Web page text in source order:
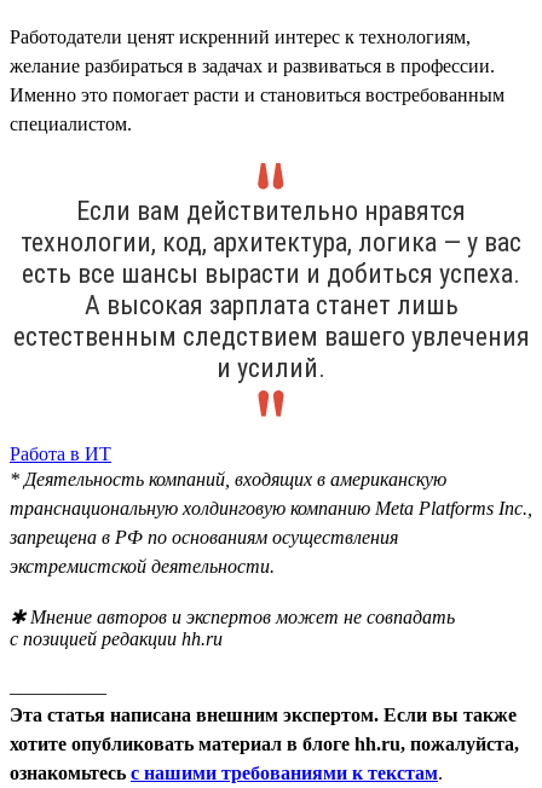
Работодатели ценят искренний интерес к технологиям,
желание разбираться в задачах и развиваться в профессии.
Именно это помогает расти и становиться востребованным
специалистом.
Если вам действительно нравятся
технологии, код, архитектура, логика — у вас
есть все шансы вырасти и добиться успеха.
А высокая зарплата станет лишь
естественным следствием вашего увлечения
и усилий.
Работа в ИТ
* Деятельность компаний, входящих в американскую
транснациональную холдинговую компанию Meta Platforms Inc.,
запрещена в РФ по основаниям осуществления
экстремистской деятельности.
✱ Мнение авторов и экспертов может не совпадать
с позицией редакции hh.ru
Эта статья написана внешним экспертом. Если вы также
хотите опубликовать материал в блоге hh.ru, пожалуйста,
ознакомьтесь с нашими требованиями к текстам.